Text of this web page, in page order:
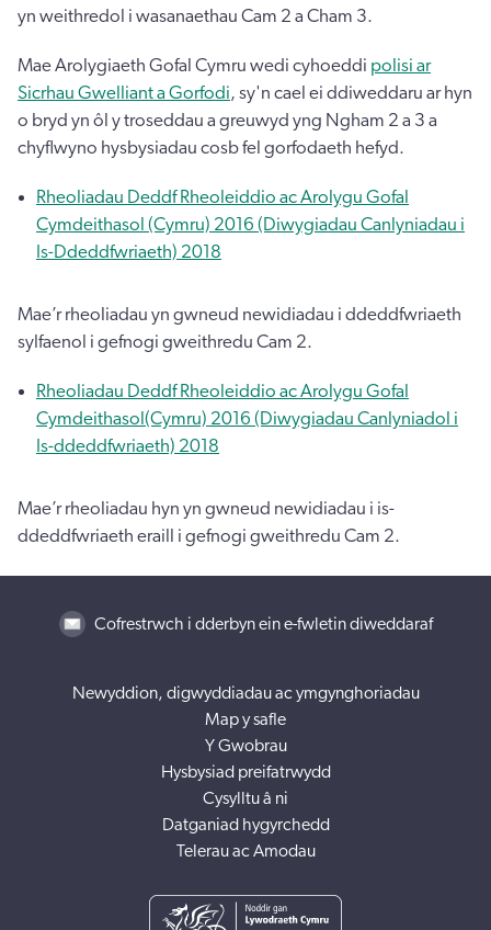
yn weithredol i wasanaethau Cam 2 a Cham 3.
Mae Arolygiaeth Gofal Cymru wedi cyhoeddi polisi ar
Sicrhau Gwelliant a Gorfodi, sy'n cael ei ddiweddaru ar hyn
o bryd yn ôl y troseddau a greuwyd yng Ngham 2 a 3 a
chyflwyno hysbysiadau cosb fel gorfodaeth hefyd.
Rheoliadau Deddf Rheoleiddio ac Arolygu Gofal
Cymdeithasol (Cymru) 2016 (Diwygiadau Canlyniadau i
Is-Ddeddfwriaeth) 2018
Mae’r rheoliadau yn gwneud newidiadau i ddeddfwriaeth
sylfaenol i gefnogi gweithredu Cam 2.
Rheoliadau Deddf Rheoleiddio ac Arolygu Gofal
Cymdeithasol(Cymru) 2016 (Diwygiadau Canlyniadol i
Is-ddeddfwriaeth) 2018
Mae’r rheoliadau hyn yn gwneud newidiadau i is-
ddeddfwriaeth eraill i gefnogi gweithredu Cam 2.
Cofrestrwch i dderbyn ein e-fwletin diweddaraf
Newyddion, digwyddiadau ac ymgynghoriadau
Map y safle
Y Gwobrau
Hysbysiad preifatrwydd
Cysylltu â ni
Datganiad hygyrchedd
Telerau ac Amodau